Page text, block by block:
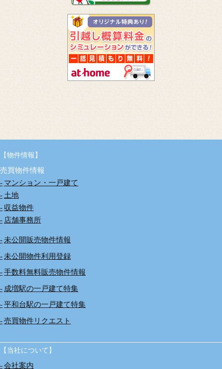
【物件情報】
売買物件情報
マンション・一戸建て
土地
収益物件
店舗事務所
未公開販売物件情報
未公開物件利用登録
手数料無料販売物件情報
成増駅の一戸建て特集
平和台駅の一戸建て特集
売買物件リクエスト
【当社について】
会社案内